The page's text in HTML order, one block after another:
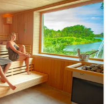
und Saunatuch
„Salzkristall“
& Dampfbad